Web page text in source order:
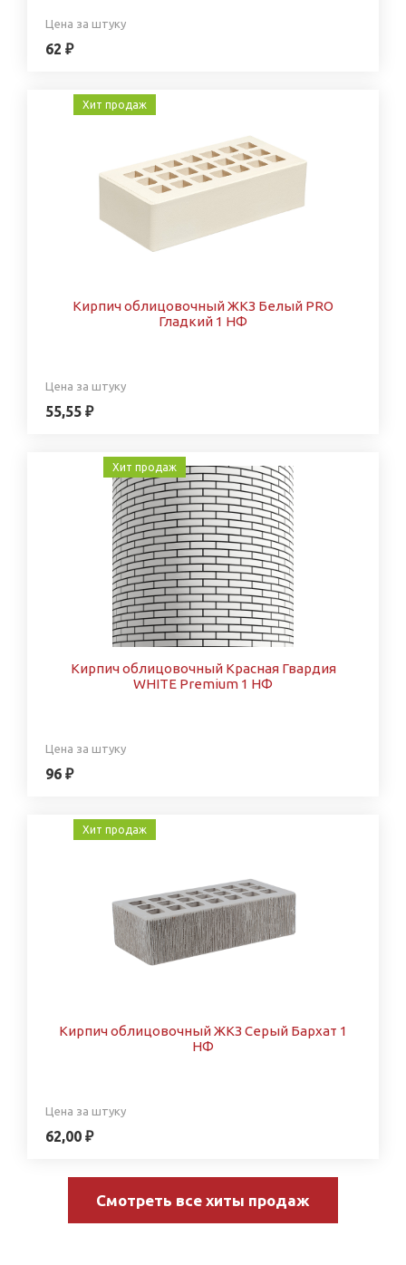
Цена за штуку
62 ₽
Хит продаж
Кирпич облицовочный ЖКЗ Белый PRO
Гладкий 1 НФ
Цена за штуку
55,55 ₽
Хит продаж
Кирпич облицовочный Красная Гвардия
WHITE Premium 1 НФ
Цена за штуку
96 ₽
Хит продаж
Кирпич облицовочный ЖКЗ Серый Бархат 1
НФ
Цена за штуку
62,00 ₽
Смотреть все хиты продаж